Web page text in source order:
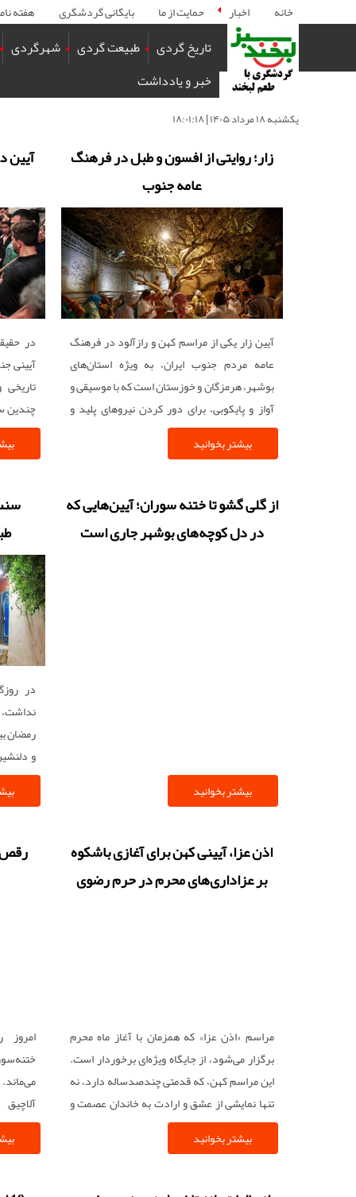
خانه اخبار حمایت از ما بایگانی گردشگری هفته
تاریخ گردی طبیعت گردی شهرگردی
خبر و یادداشت
يكشنبه ۱۸ مرداد ۱۴۰۵ | ۱۸:۰۱:۱۸
زار؛ روایتی از افسون و طبل در فرهنگ
عامه جنوب
آیین زار یکی از مراسم کهن و رازآلود در فرهنگ
عامه مردم جنوب ایران، به ویژه استان‌های
بوشهر، هرمزگان و خوزستان است که با موسیقی و
آواز و پایکوبی، برای دور کردن نیروهای پلید و
بادهای شر از تن بیمار برگزار می‌شود.
بیشتر بخوانید
آیین
در
آیینی
چندین
بومی
حوزه
از گلی گشو تا ختنه سوران؛ آیین‌هایی که
در دل کوچه‌های بوشهر جاری است
بیشتر بخوانید
در
رمضان
و
اذن عزا، آیینی کهن برای آغازی باشکوه
بر عزاداری‌های محرم در حرم رضوی
مراسم «اذن عزا» که همزمان با آغاز ماه محرم
برگزار می‌شود، از جایگاه ویژه‌ای برخوردار است.
این مراسم کهن، که قدمتی چندصدساله دارد، نه
تنها نمایشی از عشق و ارادت به خاندان عصمت و
طهارت است، بلکه نمادی از وحدت و همبستگی
امت اسلامی در غم سوگ سیدالشهدا (ع) محسوب
بیشتر بخوانید
رقص